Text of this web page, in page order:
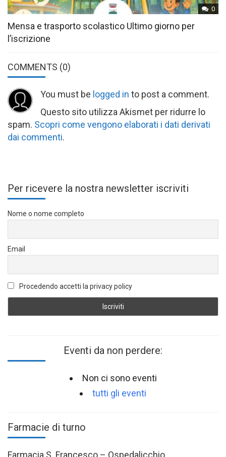
0
Mensa e trasporto scolastico Ultimo giorno per
l’iscrizione
COMMENTS (0)
You must be logged in to post a comment.
Questo sito utilizza Akismet per ridurre lo
spam. Scopri come vengono elaborati i dati derivati
dai commenti.
Per ricevere la nostra newsletter iscriviti
Nome o nome completo
Email
Procedendo accetti la privacy policy
Eventi da non perdere:
Non ci sono eventi
tutti gli eventi
Farmacie di turno
Farmacia S. Francesco – Ospedalicchio